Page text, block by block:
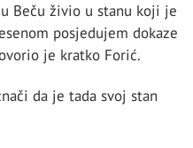
Beču živio u stanu koji je
posjedujem dokaze
je kratko Forić.
da je tada svoj stan